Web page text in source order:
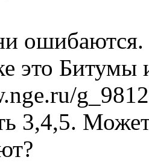
ошибаются.
это Битумы
3,4,5.